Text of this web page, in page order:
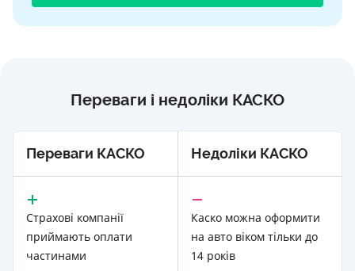
Переваги і недоліки КАСКО
Переваги КАСКО Недоліки КАСКО
Страхові компанії
приймають оплати
частинами
Каско можна оформити
на авто віком тільки до
14 років